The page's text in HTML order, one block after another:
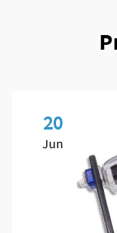
20
Jun